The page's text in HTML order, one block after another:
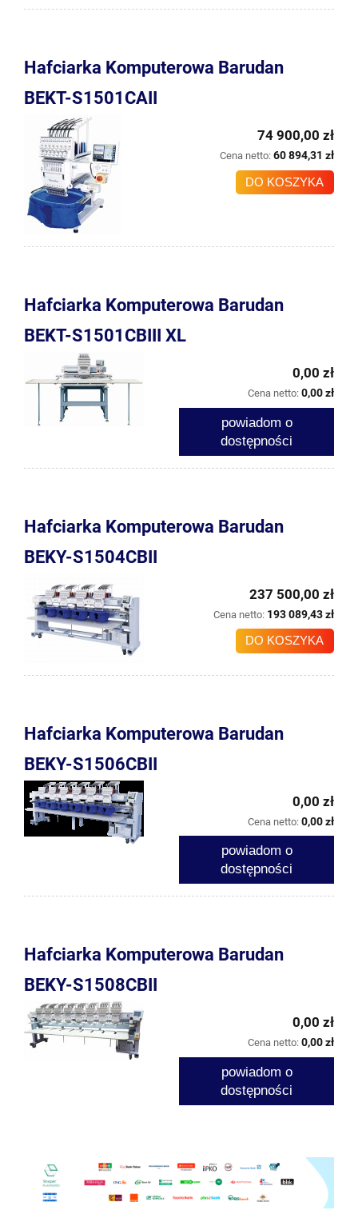
Hafciarka Komputerowa Barudan
BEKT-S1501CAII
74 900,00 zł
Cena netto: 60 894,31 zł
DO KOSZYKA
Hafciarka Komputerowa Barudan
BEKT-S1501CBIII XL
0,00 zł
Cena netto: 0,00 zł
powiadom o
dostępności
Hafciarka Komputerowa Barudan
BEKY-S1504CBII
237 500,00 zł
Cena netto: 193 089,43 zł
DO KOSZYKA
Hafciarka Komputerowa Barudan
BEKY-S1506CBII
0,00 zł
Cena netto: 0,00 zł
powiadom o
dostępności
Hafciarka Komputerowa Barudan
BEKY-S1508CBII
0,00 zł
Cena netto: 0,00 zł
powiadom o
dostępności